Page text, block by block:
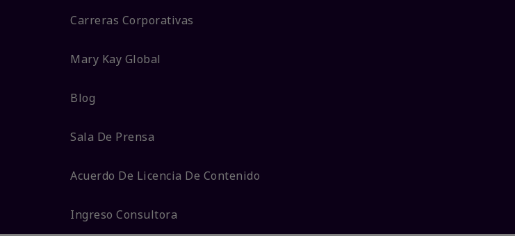
Carreras Corporativas
Mary Kay Global
Blog
Sala De Prensa
Acuerdo De Licencia De Contenido
Ingreso Consultora